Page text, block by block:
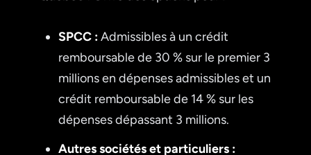
SPCC :Admissibles à un crédit
remboursable de 30 % sur le premier 3
millions en dépenses admissibles et un
crédit remboursable de 14 % sur les
dépenses dépassant 3 millions.
Autres sociétés et particuliers :